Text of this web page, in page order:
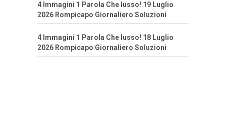
4 Immagini 1 Parola Che lusso! 19 Luglio
2026 Rompicapo Giornaliero Soluzioni
4 Immagini 1 Parola Che lusso! 18 Luglio
2026 Rompicapo Giornaliero Soluzioni